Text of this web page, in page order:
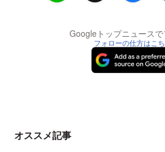
Googleトップニュース
フォローの仕方はこ
オススメ記事